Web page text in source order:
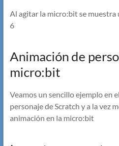
Al agitar la micro:bit se
6
Animación de
micro:bit
Veamos un sencillo ejemplo en
personaje de Scratch y a la vez
animación en la micro:bit